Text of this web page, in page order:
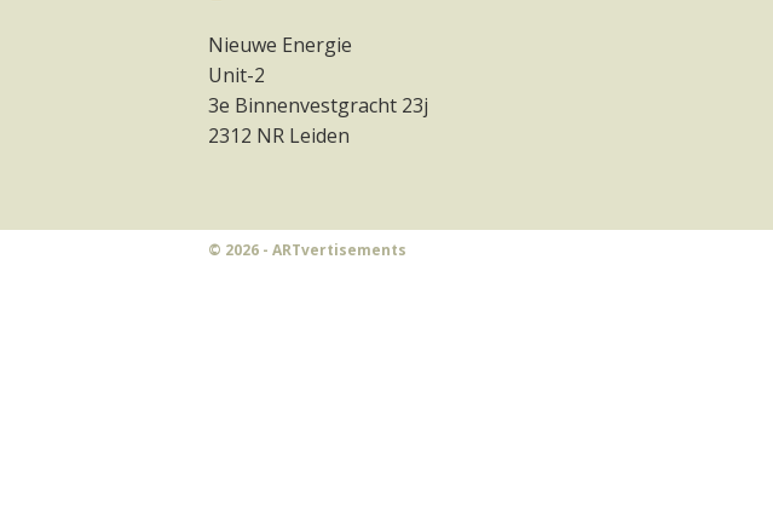
Nieuwe Energie
Unit-2
3e Binnenvestgracht 23j
2312 NR Leiden
© 2026 - ARTvertisements